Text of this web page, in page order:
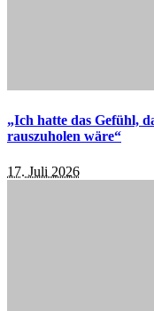
„Ich hatte das Gefühl,
rauszuholen wäre“
17. Juli 2026